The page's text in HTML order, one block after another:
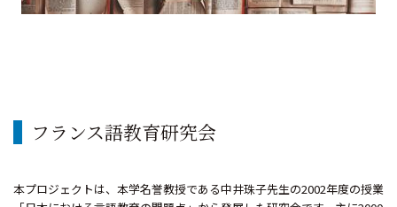
フランス語教育研究会
本プロジェクトは、本学名誉教授である中井珠子先生の2002年度の授業